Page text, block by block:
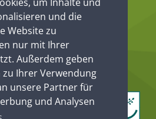
und die
Website zu
nur mit Ihrer
Außerdem geben
Ihrer Verwendung
unsere Partner für
und Analysen